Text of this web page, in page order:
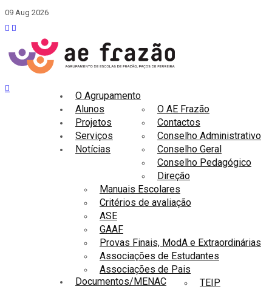
09 Aug 2026
O Agrupamento
O AE Frazão
Contactos
Conselho Administrativo
Conselho Geral
Conselho Pedagógico
Direção
Alunos
Manuais Escolares
Critérios de avaliação
ASE
GAAF
Provas Finais, ModA e Extraordinárias
Associações de Estudantes
Associações de Pais
Projetos
TEIP
Serviços
Notícias
Documentos/MENAC